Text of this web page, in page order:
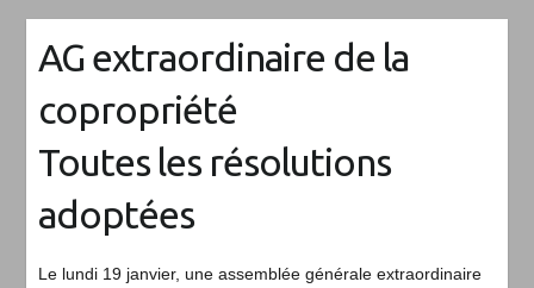
AG extraordinaire de la
copropriété
Toutes les résolutions
adoptées
Le lundi 19 janvier, une assemblée générale extraordinaire